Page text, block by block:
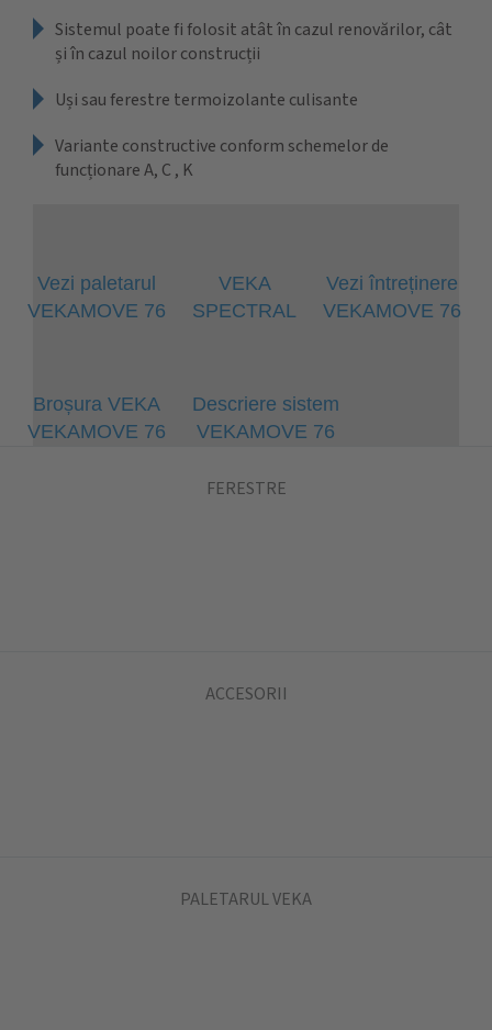
Sistemul poate fi folosit atât în cazul renovărilor, cât
și în cazul noilor construcții
Uși sau ferestre termoizolante culisante
Variante constructive conform schemelor de
funcționare A, C , K
Vezi paletarul
VEKAMOVE 76
VEKA
SPECTRAL
Vezi întreținere
VEKAMOVE 76
Broșura VEKA
VEKAMOVE 76
Descriere sistem
VEKAMOVE 76
FERESTRE
ACCESORII
PALETARUL VEKA